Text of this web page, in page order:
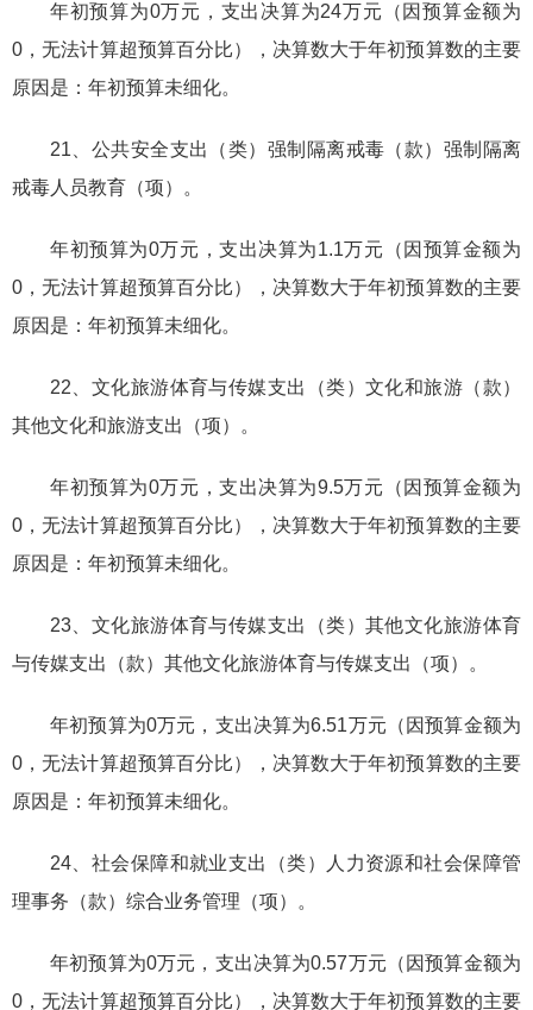
年初预算为0万元，支出决算为24万元（因预算金额为
0，无法计算超预算百分比），决算数大于年初预算数的主要
原因是：年初预算未细化。
21、公共安全支出（类）强制隔离戒毒（款）强制隔离
戒毒人员教育（项）。
年初预算为0万元，支出决算为1.1万元（因预算金额为
0，无法计算超预算百分比），决算数大于年初预算数的主要
原因是：年初预算未细化。
22、文化旅游体育与传媒支出（类）文化和旅游（款）
其他文化和旅游支出（项）。
年初预算为0万元，支出决算为9.5万元（因预算金额为
0，无法计算超预算百分比），决算数大于年初预算数的主要
原因是：年初预算未细化。
23、文化旅游体育与传媒支出（类）其他文化旅游体育
与传媒支出（款）其他文化旅游体育与传媒支出（项）。
年初预算为0万元，支出决算为6.51万元（因预算金额为
0，无法计算超预算百分比），决算数大于年初预算数的主要
原因是：年初预算未细化。
24、社会保障和就业支出（类）人力资源和社会保障管
理事务（款）综合业务管理（项）。
年初预算为0万元，支出决算为0.57万元（因预算金额为
0，无法计算超预算百分比），决算数大于年初预算数的主要